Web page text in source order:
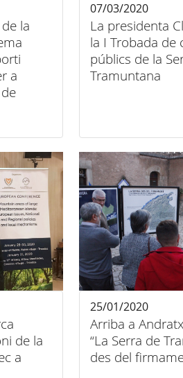
la
a
La presidenta
la I Trobada de
públics de la
Tramuntana
07/03/2020
de la
a
Arriba a
“La Serra de
des del
25/01/2020